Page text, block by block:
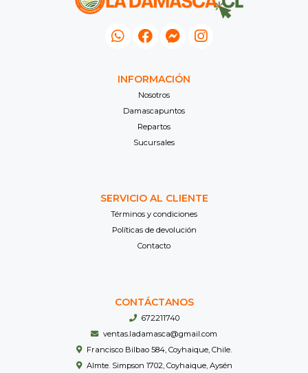
INFORMACIÓN
Nosotros
Damascapuntos
Repartos
Sucursales
SERVICIO AL CLIENTE
Términos y condiciones
Políticas de devolución
Contacto
CONTÁCTANOS
672211740
ventas.ladamasca@gmail.com
Francisco Bilbao 584, Coyhaique, Chile.
Almte. Simpson 1702, Coyhaique, Aysén